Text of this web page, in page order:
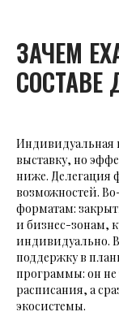
ЗАЧЕМ
СОСТАВЕ
Индивидуальная
выставку, но
ниже. Делегация
возможностей.
форматам:
и бизнес-зонам,
индивидуально.
поддержку в
программы: он не
расписания, а
экосистемы.